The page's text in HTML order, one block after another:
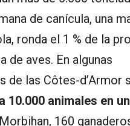
de canícula, una
ronda el 1 % de la
de aves. En algunas
de las Côtes-d’Armor
10.000 animales en
160